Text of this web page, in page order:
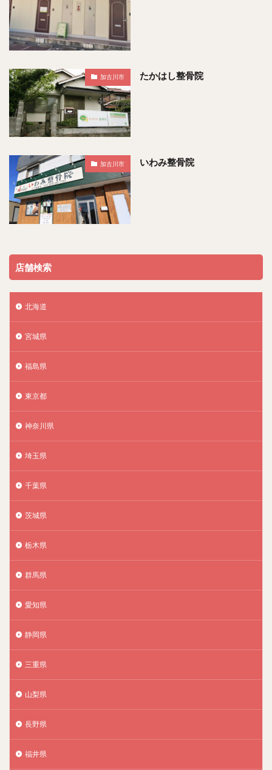
加古川市 たかはし整骨院
加古川市 いわみ整骨院
店舗検索
北海道
宮城県
福島県
東京都
神奈川県
埼玉県
千葉県
茨城県
栃木県
群馬県
愛知県
静岡県
三重県
山梨県
長野県
福井県